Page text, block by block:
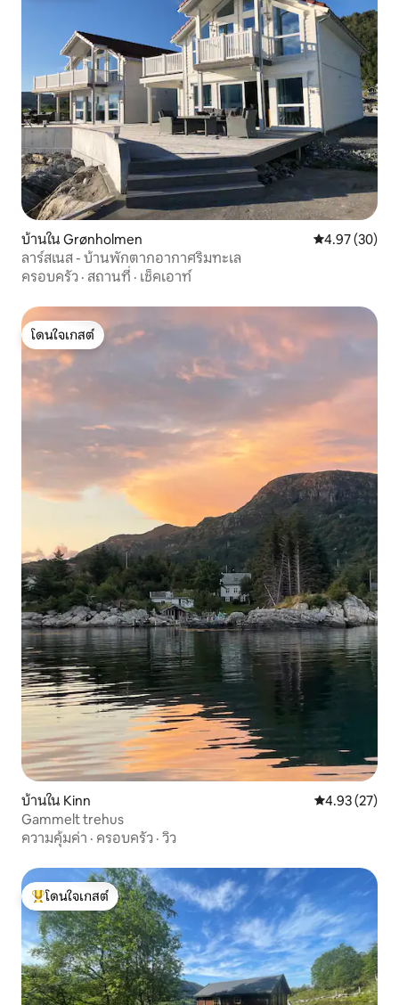
บ้านใน Grønholmen คะแนนเฉลี่ย
4.97 (30)
ลาร์สเนส - บ้านพักตากอากาศริมทะเล
ครอบครัว · สถานที่ · เช็คเอาท์
โดนใจเกสต์
โดนใจเกสต์
บ้านใน Kinn คะแนนเฉลี่ย
4.93 (27)
Gammelt trehus
ความคุ้มค่า · ครอบครัว · วิว
โดนใจเกสต์ที่สุด
โดนใจเกสต์